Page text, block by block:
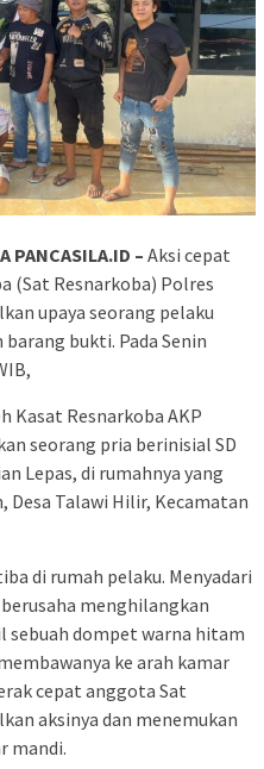
PANCASILA.ID – Aksi cepat
(Sat Resnarkoba) Polres
upaya seorang pelaku
bukti. Pada Senin
Kasat Resnarkoba AKP
seorang pria berinisial SD
Lepas, di rumahnya yang
Desa Talawi Hilir, Kecamatan
di rumah pelaku. Menyadari
menghilangkan
sebuah dompet warna hitam
ke arah kamar
cepat anggota Sat
aksinya dan menemukan
mandi.